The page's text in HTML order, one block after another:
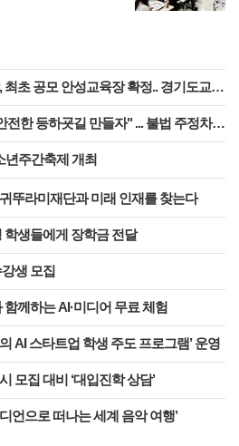
장 확정.. 경기도교육청, 전국 최초 지역추천 교육장 공모 첫 결실
굣길 만들자" ... 불법 주정차 해소 위해 직접 나섰다
년주간축제 개최
뚜라미재단과 미래 인재를 찾는다
학생들에게 장학금 전달
생 모집
께하는 AI·미디어 무료 체험
AI 스타트업 학생 주도 프로그램’ 운영
모집 대비 ‘대입진학 상담’
언으로 떠나는 세계 음악 여행’